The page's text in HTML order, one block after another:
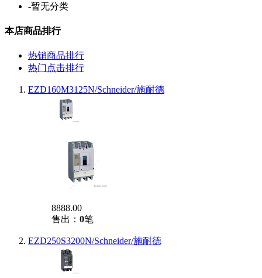
-暂无分类
本店商品排行
热销商品排行
热门点击排行
EZD160M3125N/Schneider/施耐德
8888.00
售出： 0笔
EZD250S3200N/Schneider/施耐德